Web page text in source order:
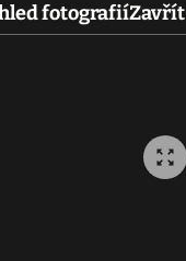
fotografiíZavřít